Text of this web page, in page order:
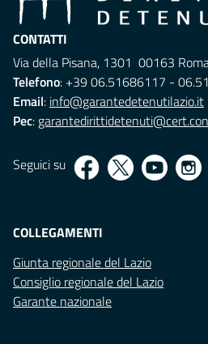
CONTATTI
Via della Pisana, 1301 00163
Telefono: +39 06.51686117 -
Email: info@garantedetenutilazio.it
Pec:
Seguici su
COLLEGAMENTI
Giunta regionale del Lazio
Consiglio regionale del Lazio
Garante nazionale